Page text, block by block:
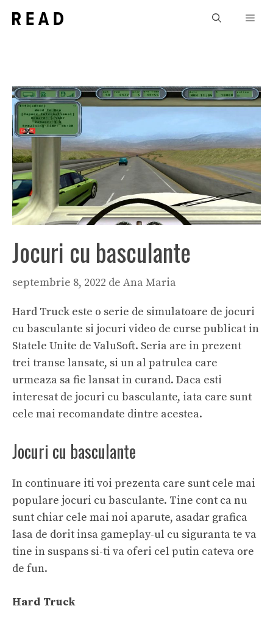
Jocuri cu basculante
septembrie 8, 2022 de Ana Maria
Hard Truck este o serie de simulatoare de jocuri
cu basculante si jocuri video de curse publicat in
Statele Unite de ValuSoft. Seria are in prezent
trei transe lansate, si un al patrulea care
urmeaza sa fie lansat in curand. Daca esti
interesat de jocuri cu basculante, iata care sunt
cele mai recomandate dintre acestea.
Jocuri cu basculante
In continuare iti voi prezenta care sunt cele mai
populare jocuri cu basculante. Tine cont ca nu
sunt chiar cele mai noi aparute, asadar grafica
lasa de dorit insa gameplay-ul cu siguranta te va
tine in suspans si-ti va oferi cel putin cateva ore
de fun.
Hard Truck